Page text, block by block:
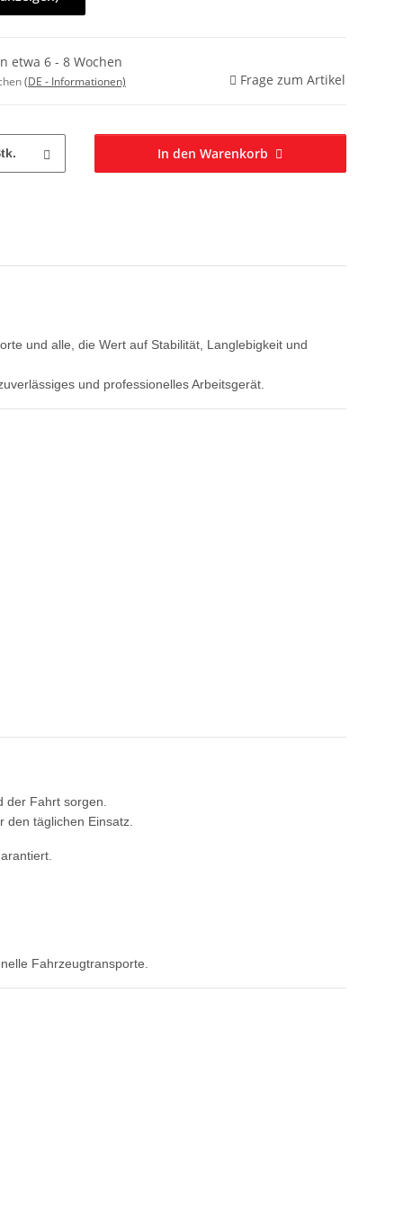
etwa 6 - 8 Wochen
(DE - Informationen) Frage zum Artikel
In den Warenkorb
und alle, die Wert auf Stabilität, Langlebigkeit und
und professionelles Arbeitsgerät.
der Fahrt sorgen.
täglichen Einsatz.
Fahrzeugtransporte.